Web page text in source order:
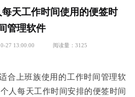
天工作时间使用的便签时
管理软件
27 13:00:00 阅读量：3125
合上班族使用的工作时间管理软
人每天工作时间安排的便签时间